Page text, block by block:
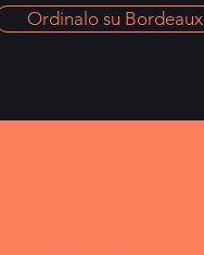
Ordinalo su Bordeaux